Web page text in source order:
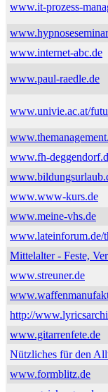
www.it-prozess-
www.internet-abc.de
www.paul-raedle.de
www.univie.ac.at/
www.fh-
www.www-kurs.de
www.meine-vhs.de
www.lateinforum.de/
Mittelalter - Feste,
www.streuner.de
http://
www.gitarrenfete.de
Nützliches für den
www.formblitz.de